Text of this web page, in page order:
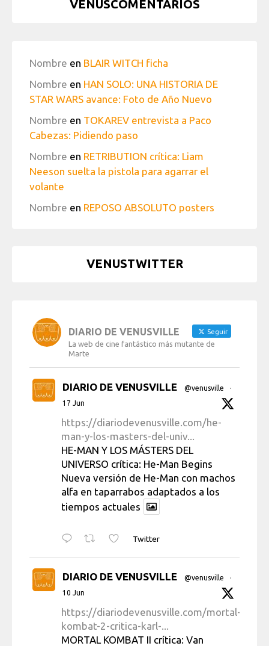
VENUSCOMENTARIOS
Nombre en BLAIR WITCH ficha
Nombre en HAN SOLO: UNA HISTORIA DE
STAR WARS avance: Foto de Año Nuevo
Nombre en TOKAREV entrevista a Paco
Cabezas: Pidiendo paso
Nombre en RETRIBUTION crítica: Liam
Neeson suelta la pistola para agarrar el
volante
Nombre en REPOSO ABSOLUTO posters
VENUSTWITTER
DIARIO DE VENUSVILLE Seguir
La web de cine fantástico más mutante de
Marte
DIARIO DE VENUSVILLE @venusville
·
17 Jun
https://diariodevenusville.com/he-
man-y-los-masters-del-univ...
HE-MAN Y LOS MÁSTERS DEL
UNIVERSO crítica: He-Man Begins
Nueva versión de He-Man con machos
alfa en taparrabos adaptados a los
tiempos actuales
Twitter
DIARIO DE VENUSVILLE @venusville
·
10 Jun
https://diariodevenusville.com/mortal-
kombat-2-critica-karl-...
MORTAL KOMBAT II crítica: Van